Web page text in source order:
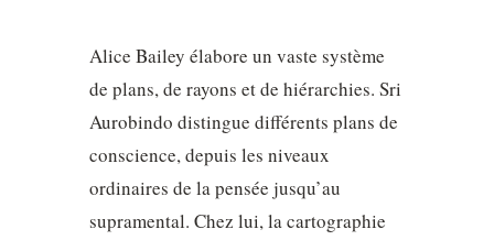
Alice Bailey élabore un vaste système
de plans, de rayons et de hiérarchies. Sri
Aurobindo distingue différents plans de
conscience, depuis les niveaux
ordinaires de la pensée jusqu’au
supramental. Chez lui, la cartographie